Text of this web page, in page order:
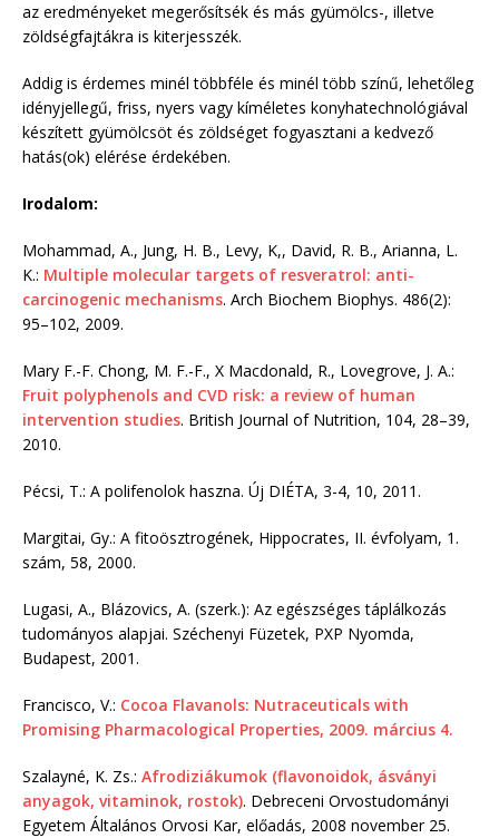
az eredményeket megerősítsék és más gyümölcs-, illetve
zöldségfajtákra is kiterjesszék.
Addig is érdemes minél többféle és minél több színű, lehetőleg
idényjellegű, friss, nyers vagy kíméletes konyhatechnológiával
készített gyümölcsöt és zöldséget fogyasztani a kedvező
hatás(ok) elérése érdekében.
Irodalom:
Mohammad, A., Jung, H. B., Levy, K,, David, R. B., Arianna, L.
K.: Multiple molecular targets of resveratrol: anti-
carcinogenic mechanisms. Arch Biochem Biophys. 486(2):
95–102, 2009.
Mary F.-F. Chong, M. F.-F., X Macdonald, R., Lovegrove, J. A.:
Fruit polyphenols and CVD risk: a review of human
intervention studies. British Journal of Nutrition, 104, 28–39,
2010.
Pécsi, T.: A polifenolok haszna. Új DIÉTA, 3-4, 10, 2011.
Margitai, Gy.: A fitoösztrogének, Hippocrates, II. évfolyam, 1.
szám, 58, 2000.
Lugasi, A., Blázovics, A. (szerk.): Az egészséges táplálkozás
tudományos alapjai. Széchenyi Füzetek, PXP Nyomda,
Budapest, 2001.
Francisco, V.: Cocoa Flavanols: Nutraceuticals with
Promising Pharmacological Properties, 2009. március 4.
Szalayné, K. Zs.: Afrodiziákumok (flavonoidok, ásványi
anyagok, vitaminok, rostok). Debreceni Orvostudományi
Egyetem Általános Orvosi Kar, előadás, 2008 november 25.